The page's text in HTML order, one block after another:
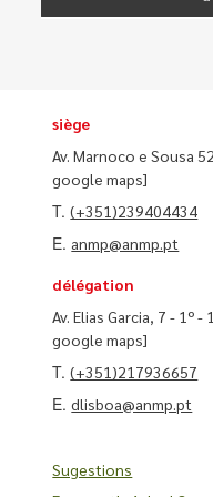
siège
Av. Marnoco e Sousa
google maps]
T.(+351)239404434
E. anmp@anmp.pt
délégation
Av. Elias Garcia, 7 - 1º
google maps]
T.(+351)217936657
E.dlisboa@anmp.pt
Sugestions